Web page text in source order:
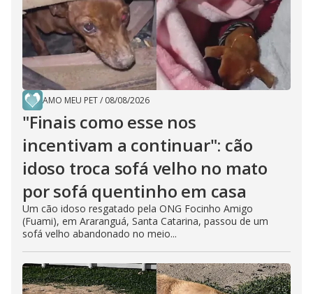
AMO MEU PET/ 08/08/2026
"Finais como esse nos
incentivam a continuar": cão
idoso troca sofá velho no mato
por sofá quentinho em casa
Um cão idoso resgatado pela ONG Focinho Amigo
(Fuami), em Araranguá, Santa Catarina, passou de um
sofá velho abandonado no meio...